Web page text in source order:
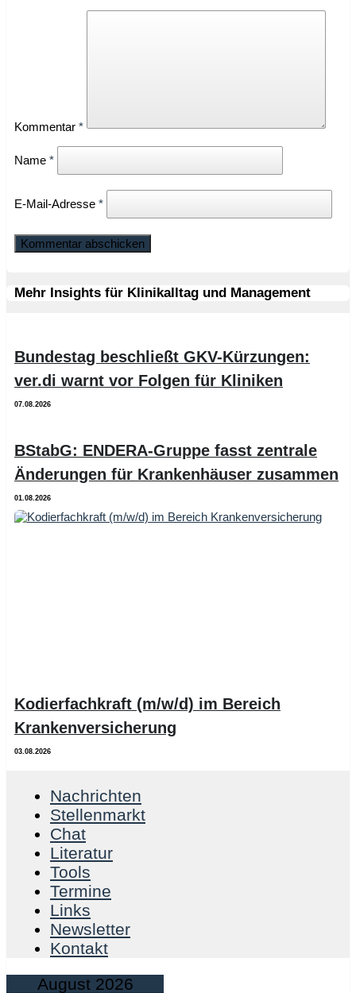
Kommentar *
Name *
E-Mail-Adresse *
Mehr Insights für Klinikalltag und Management
Bundestag beschließt GKV-Kürzungen:
ver.di warnt vor Folgen für Kliniken
07.08.2026
BStabG: ENDERA-Gruppe fasst zentrale
Änderungen für Krankenhäuser zusammen
01.08.2026
Kodierfachkraft (m/w/d) im Bereich
Krankenversicherung
03.08.2026
Nachrichten
Stellenmarkt
Chat
Literatur
Tools
Termine
Links
Newsletter
Kontakt
August 2026